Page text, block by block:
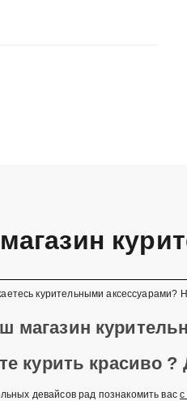
курительными аксессуарами?
наш
курить красиво ?
девайсов рад познакомить васс